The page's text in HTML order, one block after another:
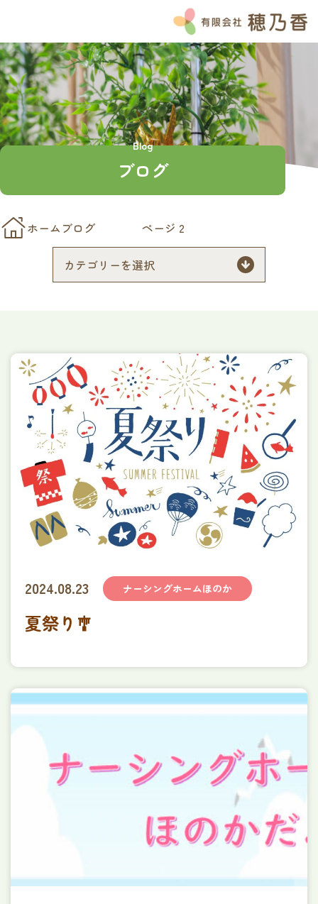
HOME
お知らせ
ブログ
Instagram
私たちの想い
チーム穂乃香
介護付き有料老人ホームのぞみ
ナーシングホーム和笑の家
訪問看護ステーションほのか
障がい者グループホーム​
ヌーヴェルメゾンなかぞね
特定相談支援事業所りあん
みずき保育園
企業主導型保育園提携企業様募集
穂乃香について
会社概要
利用者様の声
アンケート
採用についてよくあるご質問
お問い合わせ
Blog
ブログ
ホーム ブログ ページ 2
2024.08.23 ナーシングホームほのか
夏祭り🎐